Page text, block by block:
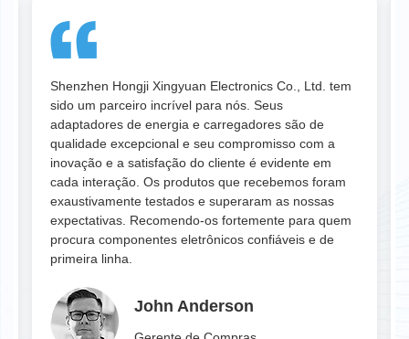
Sua equipe técnica profissional e equipamentos de
produção avançados garantem que recebamos
tomadas de energia e eletrodomésticos duráveis e
de alta qualidade. As opções de personalização e a
flexibilidade na produção têm sido particularmente
benéficas para o nosso negócio. Agradecemos a sua
dedicação à qualidade e eficiência, o que contribuiu
enormemente para o nosso sucesso na indústria de
casas inteligentes.